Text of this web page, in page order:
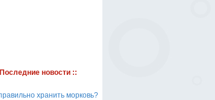
новости ::
хранить морковь?